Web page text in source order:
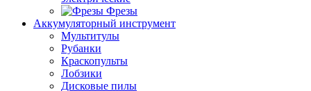
Фрезы
Аккумуляторный инструмент
Мультитулы
Рубанки
Краскопульты
Лобзики
Дисковые пилы